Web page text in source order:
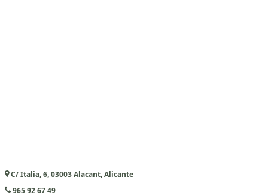
C/ Italia, 6, 03003 Alacant, Alicante
965 92 67 49